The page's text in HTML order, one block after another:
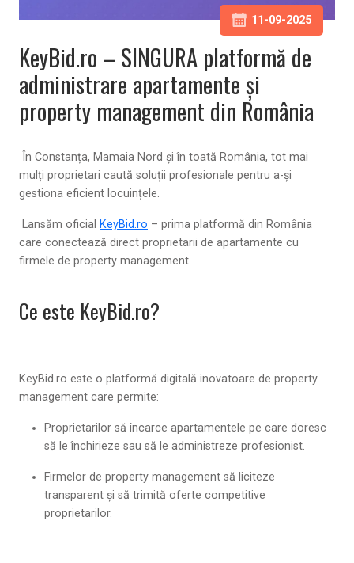
11-09-2025
KeyBid.ro – SINGURA platformă de
administrare apartamente și
property management din România
În Constanța, Mamaia Nord și în toată România, tot mai
mulți proprietari caută soluții profesionale pentru a-și
gestiona eficient locuințele.
Lansăm oficial KeyBid.ro – prima platformă din România
care conectează direct proprietarii de apartamente cu
firmele de property management.
Ce este KeyBid.ro?
KeyBid.ro este o platformă digitală inovatoare de property
management care permite:
Proprietarilor să încarce apartamentele pe care doresc
să le închirieze sau să le administreze profesionist.
Firmelor de property management să liciteze
transparent și să trimită oferte competitive
proprietarilor.